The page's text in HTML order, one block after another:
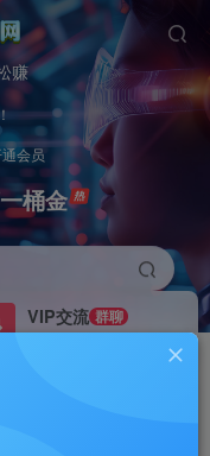
赚
会员
桶金
VIP交流 群聊
研究探讨更多创业项目路子。